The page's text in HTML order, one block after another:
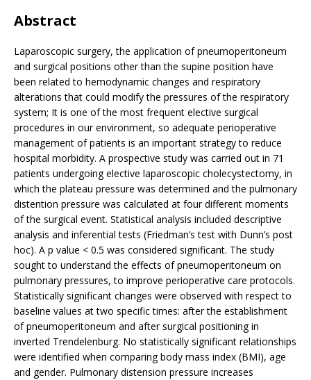
Abstract
Laparoscopic surgery, the application of pneumoperitoneum
and surgical positions other than the supine position have
been related to hemodynamic changes and respiratory
alterations that could modify the pressures of the respiratory
system; It is one of the most frequent elective surgical
procedures in our environment, so adequate perioperative
management of patients is an important strategy to reduce
hospital morbidity. A prospective study was carried out in 71
patients undergoing elective laparoscopic cholecystectomy, in
which the plateau pressure was determined and the pulmonary
distention pressure was calculated at four different moments
of the surgical event. Statistical analysis included descriptive
analysis and inferential tests (Friedman’s test with Dunn’s post
hoc). A p value < 0.5 was considered significant. The study
sought to understand the effects of pneumoperitoneum on
pulmonary pressures, to improve perioperative care protocols.
Statistically significant changes were observed with respect to
baseline values at two specific times: after the establishment
of pneumoperitoneum and after surgical positioning in
inverted Trendelenburg. No statistically significant relationships
were identified when comparing body mass index (BMI), age
and gender. Pulmonary distension pressure increases